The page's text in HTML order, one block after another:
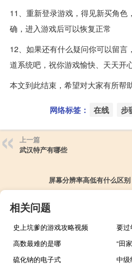
11、重新登录游戏，得见新买角色
确，进入游戏后可以恢复正常
12、如果还有什么疑问你可以留言
道系统吧，祝你游戏愉快、天天开
本文到此结束，希望对大家有所帮助
网络标签： 在线 步
上一篇
武汉特产有哪些
屏幕分辨率高低有什么区别
相关问题
史上坑爹的游戏攻略视频
要过
高数最难的是哪
“田
硫化钠的电子式
中级